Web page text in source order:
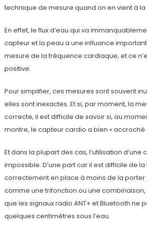
technique de mesure quand on en vient à
En effet, le flux d’eau qui va
capteur et la peau a une influance
mesure de la fréquence cardiaque, et ce
positive.
Pour simplifier, ces mesures sont souvent
elles sont inexactes. Et si, par moment, la
correcte, il est difficile de savoir si, au
montre, le capteur cardio a bien « accroché
Et dans la plupart des cas, l’utilisation
impossible. D’une part car il est difficile de
correctement en place à moins de la porter
comme une trifonction ou une
que les signaux radio ANT+ et Bluetooth ne
quelques centimètres sous l’eau.